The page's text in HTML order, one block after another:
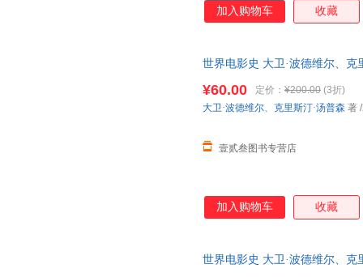
加入购物车 收藏
世界电影史 大卫·波德维尔、
¥60.00 定价： ¥200.00 (3折)
壹贰叁图书专营店
大卫·波德维尔、 克里斯汀·汤普森 著
加入购物车 收藏
世界电影史 大卫·波德维尔、克